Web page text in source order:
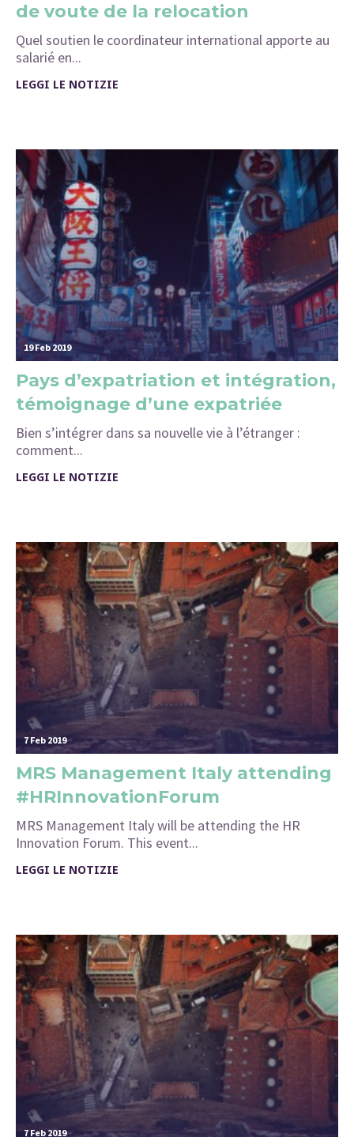
de voute de la relocation
Quel soutien le coordinateur international apporte au
salarié en...
LEGGI LE NOTIZIE
19 Feb 2019
Pays d’expatriation et intégration,
témoignage d’une expatriée
Bien s’intégrer dans sa nouvelle vie à l’étranger :
comment...
LEGGI LE NOTIZIE
7 Feb 2019
MRS Management Italy attending
#HRInnovationForum
MRS Management Italy will be attending the HR
Innovation Forum. This event...
LEGGI LE NOTIZIE
7 Feb 2019